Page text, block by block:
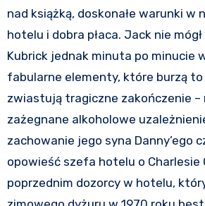
nad książką, doskonałe warunki w
hotelu i dobra płaca. Jack nie
Kubrick jednak minuta po minucie
fabularne elementy, które burzą to
zwiastują tragiczne zakończenie –
zażegnane alkoholowe
zachowanie jego syna Danny’ego
opowieść szefa hotelu o Charlesie
poprzednim dozorcy w hotelu,